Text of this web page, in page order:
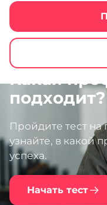
Какая
подходит?
Пройдите тест
узнайте, в какой
успеха.
Начать тест